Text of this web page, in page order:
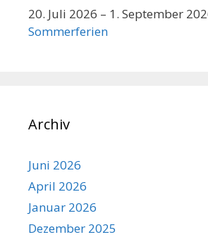
20. Juli 2026 – 1. September
Sommerferien
Archiv
Juni 2026
April 2026
Januar 2026
Dezember 2025